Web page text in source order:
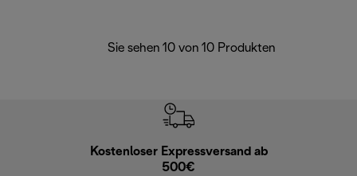
Sie sehen 10 von 10 Produkten
Kostenloser Expressversand ab
500€